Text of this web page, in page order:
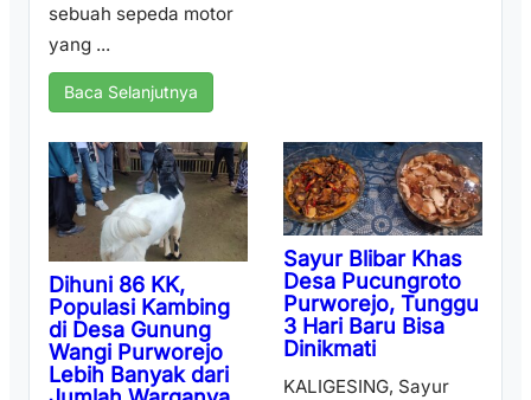
sebuah sepeda motor
yang ...
Baca Selanjutnya
Dihuni 86 KK,
Populasi Kambing
di Desa Gunung
Wangi Purworejo
Lebih Banyak dari
Sayur Blibar Khas
Desa Pucungroto
Purworejo, Tunggu
3 Hari Baru Bisa
Dinikmati
KALIGESING, Sayur